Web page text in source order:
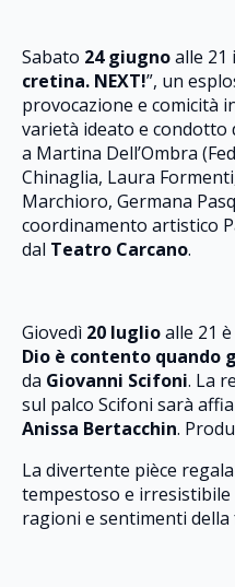
Sabato 24 giugnoalle 21
cretina. NEXT!”, un
provocazione e comicità
varietà ideato e condotto
a Martina Dell’Ombra
Chinaglia, Laura
Marchioro, Germana
coordinamento artistico
dal Teatro Carcano.
Giovedì 20 luglioalle 21
Dio è contento quando
da Giovanni Scifoni. La
sul palco Scifoni sarà
Anissa Bertacchin.
La divertente pièce
tempestoso e
ragioni e sentimenti della